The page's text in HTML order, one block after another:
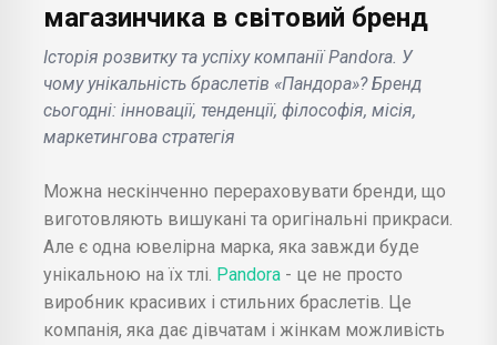
магазинчика в світовий бренд
Історія розвитку та успіху компанії Pandora. У
чому унікальність браслетів «Пандора»? Бренд
сьогодні: інновації, тенденції, філософія, місія,
маркетингова стратегія
Можна нескінченно перераховувати бренди, що
виготовляють вишукані та оригінальні прикраси.
Але є одна ювелірна марка, яка завжди буде
унікальною на їх тлі. Pandora - це не просто
виробник красивих і стильних браслетів. Це
компанія, яка дає дівчатам і жінкам можливість